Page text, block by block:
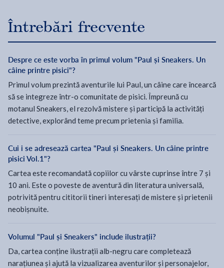
Întrebări frecvente
Despre ce este vorba în primul volum "Paul și Sneakers. Un
câine printre pisici"?
Primul volum prezintă aventurile lui Paul, un câine care încearcă
să se integreze într-o comunitate de pisici. Împreună cu
motanul Sneakers, el rezolvă mistere și participă la activități
detective, explorând teme precum prietenia și familia.
Cui i se adresează cartea "Paul și Sneakers. Un câine printre
pisici Vol.1"?
Cartea este recomandată copiilor cu vârste cuprinse între 7 și
10 ani. Este o poveste de aventură din literatura universală,
potrivită pentru cititorii tineri interesați de mistere și prietenii
neobișnuite.
Volumul "Paul și Sneakers" include ilustrații?
Da, cartea conține ilustrații alb-negru care completează
narațiunea și ajută la vizualizarea aventurilor și personajelor,